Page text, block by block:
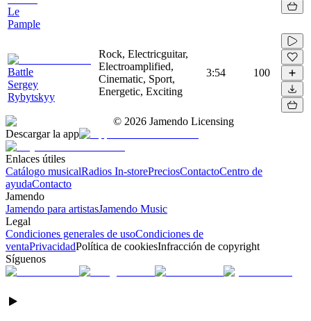
Le
Pample
Battle
Sergey
Rybytskyy
Rock, Electricguitar,
Electroamplified,
Cinematic, Sport,
Energetic, Exciting
3:54 100
© 2026 Jamendo Licensing
Descargar la app
Enlaces útiles
Catálogo musicalRadios In-storePreciosContactoCentro de
ayudaContacto
Jamendo
Jamendo para artistasJamendo Music
Legal
Condiciones generales de usoCondiciones de
ventaPrivacidadPolítica de cookiesInfracción de copyright
Síguenos